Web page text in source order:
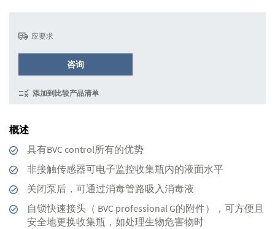
概述
具有BVC control所有的优势
非接触传感器可电子监控收集瓶内的液面水平
关闭泵后，可通过消毒管路吸入消毒液
自锁快速接头（ BVC professional G的附件），可方便且
安全地更换收集瓶，如处理生物危害物时
应要求
咨询
添加到比较产品清单